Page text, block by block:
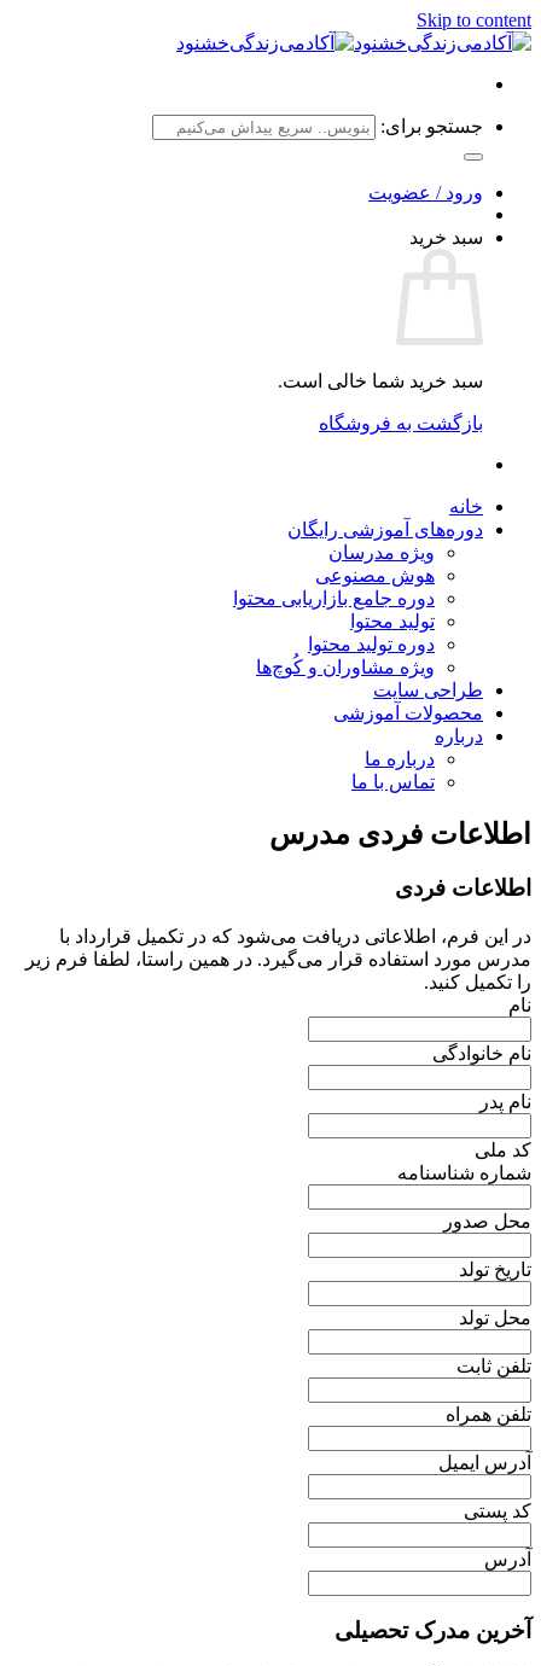
Skip to content
جستجو برای:
ورود / عضویت
سبد خرید
سبد خرید شما خالی است.
بازگشت به فروشگاه
خانه
دوره‌های آموزشی رایگان
ویژه مدرسان
هوش مصنوعی
دوره جامع بازاریابی محتوا
تولید محتوا
دوره تولید محتوا
ویژه مشاوران و کُوچ‌ها
طراحی سایت
محصولات آموزشی
درباره
درباره ما
تماس با ما
اطلاعات فردی مدرس
اطلاعات فردی
در این فرم، اطلاعاتی دریافت می‌شود که در تکمیل قرارداد با
مدرس مورد استفاده قرار می‌گیرد. در همین راستا، لطفا فرم زیر
را تکمیل کنید.
نام
نام خانوادگی
نام پدر
کد ملی
شماره شناسنامه
محل صدور
تاریخ تولد
محل تولد
تلفن ثابت
تلفن همراه
آدرس ایمیل
کد پستی
آدرس
آخرین مدرک تحصیلی